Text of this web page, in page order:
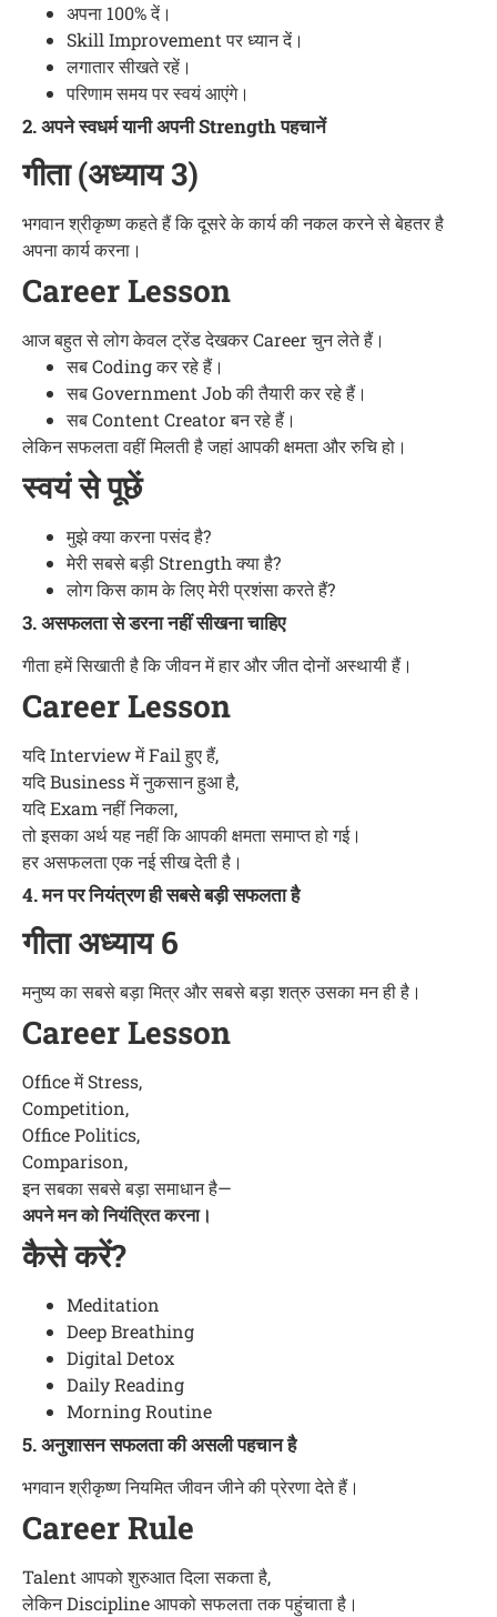
अपना 100% दें।
Skill Improvement पर ध्यान दें।
लगातार सीखते रहें।
परिणाम समय पर स्वयं आएंगे।
2. अपने स्वधर्म यानी अपनी Strength पहचानें
गीता (अध्याय 3)
भगवान श्रीकृष्ण कहते हैं कि दूसरे के कार्य की नकल करने से बेहतर है
अपना कार्य करना।
Career Lesson
आज बहुत से लोग केवल ट्रेंड देखकर Career चुन लेते हैं।
सब Coding कर रहे हैं।
सब Government Job की तैयारी कर रहे हैं।
सब Content Creator बन रहे हैं।
लेकिन सफलता वहीं मिलती है जहां आपकी क्षमता और रुचि हो।
स्वयं से पूछें
मुझे क्या करना पसंद है?
मेरी सबसे बड़ी Strength क्या है?
लोग किस काम के लिए मेरी प्रशंसा करते हैं?
3. असफलता से डरना नहीं सीखना चाहिए
गीता हमें सिखाती है कि जीवन में हार और जीत दोनों अस्थायी हैं।
Career Lesson
यदि Interview में Fail हुए हैं,
यदि Business में नुकसान हुआ है,
यदि Exam नहीं निकला,
तो इसका अर्थ यह नहीं कि आपकी क्षमता समाप्त हो गई।
हर असफलता एक नई सीख देती है।
4. मन पर नियंत्रण ही सबसे बड़ी सफलता है
गीता अध्याय 6
मनुष्य का सबसे बड़ा मित्र और सबसे बड़ा शत्रु उसका मन ही है।
Career Lesson
Office में Stress,
Competition,
Office Politics,
Comparison,
इन सबका सबसे बड़ा समाधान है—
अपने मन को नियंत्रित करना।
कैसे करें?
Meditation
Deep Breathing
Digital Detox
Daily Reading
Morning Routine
5. अनुशासन सफलता की असली पहचान है
भगवान श्रीकृष्ण नियमित जीवन जीने की प्रेरणा देते हैं।
Career Rule
Talent आपको शुरुआत दिला सकता है,
लेकिन Discipline आपको सफलता तक पहुंचाता है।